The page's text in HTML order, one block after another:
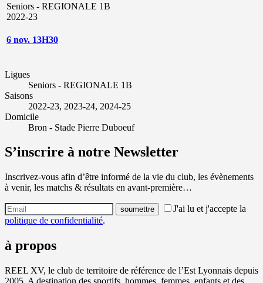
Seniors - REGIONALE 1B
2022-23
6 nov. 13H30
Ligues
Seniors - REGIONALE 1B
Saisons
2022-23, 2023-24, 2024-25
Domicile
Bron - Stade Pierre Duboeuf
S’inscrire à notre Newsletter
Inscrivez-vous afin d’être informé de la vie du club, les évènements
à venir, les matchs & résultats en avant-première…
J'ai lu et j'accepte la
politique de confidentialité.
à propos
REEL XV, le club de territoire de référence de l’Est Lyonnais depuis